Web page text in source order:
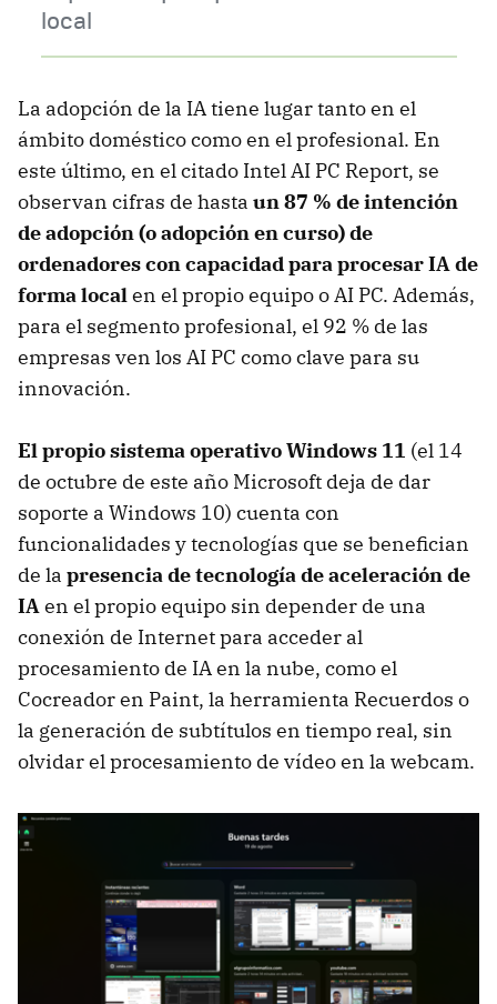
local
La adopción de la IA tiene lugar tanto en el
ámbito doméstico como en el profesional. En
este último, en el citado Intel AI PC Report, se
observan cifras de hasta un 87 % de intención
de adopción (o adopción en curso) de
ordenadores con capacidad para procesar IA de
forma localen el propio equipo o AI PC. Además,
para el segmento profesional, el 92 % de las
empresas ven los AI PC como clave para su
innovación.
El propio sistema operativo Windows 11 (el 14
de octubre de este año Microsoft deja de dar
soporte a Windows 10) cuenta con
funcionalidades y tecnologías que se benefician
de la presencia de tecnología de aceleración de
IAen el propio equipo sin depender de una
conexión de Internet para acceder al
procesamiento de IA en la nube, como el
Cocreador en Paint, la herramienta Recuerdos o
la generación de subtítulos en tiempo real, sin
olvidar el procesamiento de vídeo en la webcam.